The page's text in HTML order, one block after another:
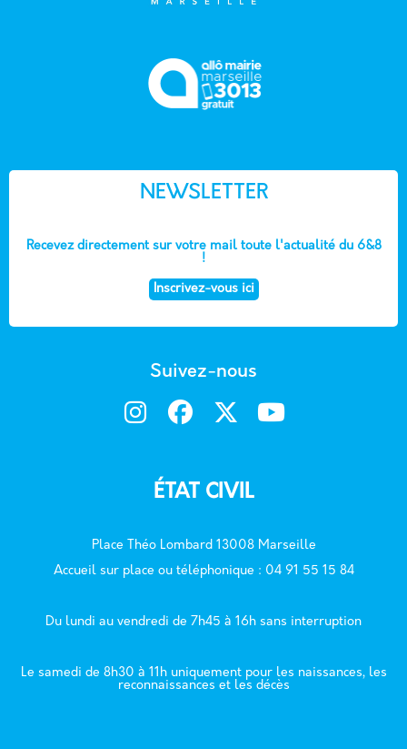
NEWSLETTER
Recevez directement sur votre mail toute l'actualité du 6&8
!
Inscrivez-vous ici
Suivez-nous
ÉTAT CIVIL
Place Théo Lombard 13008 Marseille
Accueil sur place ou téléphonique : 04 91 55 15 84
Du lundi au vendredi de 7h45 à 16h sans interruption
Le samedi de 8h30 à 11h uniquement pour les naissances, les
reconnaissances et les décès